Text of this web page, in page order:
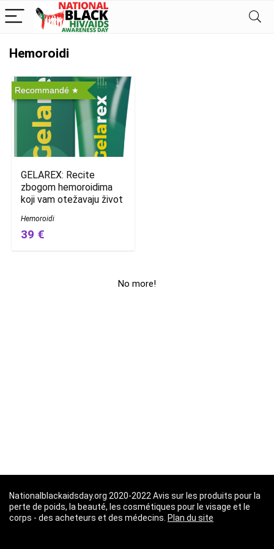
Hemoroidi
Recommandé
GELAREX: Recite
zbogom hemoroidima
koji vam otežavaju život
Hemoroidi
39 €
No more!
Nationalblackaidsday.org 2020-2022 Avis sur les produits pour la
perte de poids, la beauté, les cosmétiques pour le visage et le
corps - des acheteurs et des médecins. Plan du site